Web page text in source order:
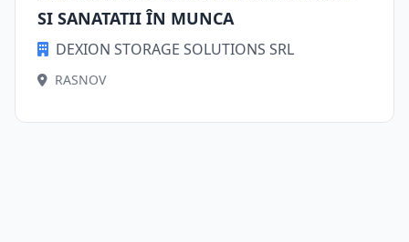
SI SANATATII ÎN MUNCA
DEXION STORAGE SOLUTIONS SRL
RASNOV